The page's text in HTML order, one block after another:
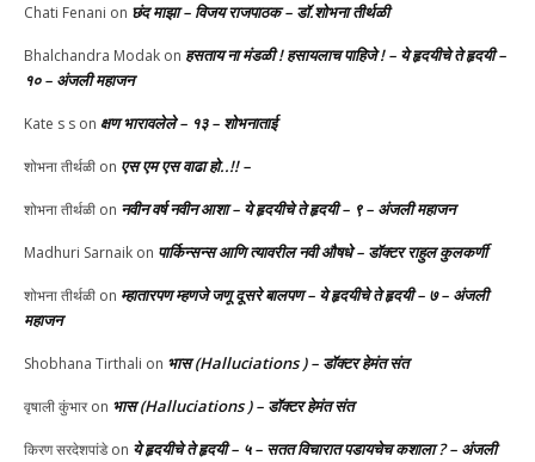
Chati Fenani on छंद माझा – विजय राजपाठक – डॉ.शोभना तीर्थळी
Bhalchandra Modak on हसताय ना मंडळी‌ ! हसायलाच पाहिजे ! – ये हृदयीचे ते हृदयी –
१० – अंजली महाजन
Kate s s on क्षण भारावलेले – १३ – शोभनाताई
शोभना तीर्थळी on एस एम एस वाढा हो..!! –
शोभना तीर्थळी on नवीन वर्ष नवीन आशा – ये हृदयीचे ते हृदयी – ९ – अंजली महाजन
Madhuri Sarnaik on पार्किन्सन्स आणि त्यावरील नवी औषधे – डॉक्टर राहुल कुलकर्णी
शोभना तीर्थळी on म्हातारपण म्हणजे जणू दूसरे बालपण – ये हृदयीचे ते हृदयी – ७ – अंजली
महाजन
Shobhana Tirthali on भास (Halluciations ) – डॉक्टर हेमंत संत
वृषाली कुंभारon भास (Halluciations ) – डॉक्टर हेमंत संत
किरण सरदेशपांडेon ये हृदयीचे ते हृदयी – ५ – सतत विचारात पडायचेच कशाला ? – अंजली